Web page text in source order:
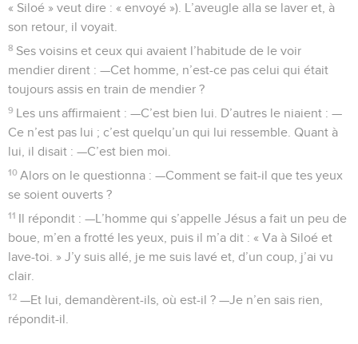
« Siloé » veut dire : « envoyé »). L’aveugle alla se laver et, à
son retour, il voyait.
8 Ses voisins et ceux qui avaient l’habitude de le voir
mendier dirent : —Cet homme, n’est-ce pas celui qui était
toujours assis en train de mendier ?
9 Les uns affirmaient : —C’est bien lui. D’autres le niaient : —
Ce n’est pas lui ; c’est quelqu’un qui lui ressemble. Quant à
lui, il disait : —C’est bien moi.
10 Alors on le questionna : —Comment se fait-il que tes yeux
se soient ouverts ?
11 Il répondit : —L’homme qui s’appelle Jésus a fait un peu de
boue, m’en a frotté les yeux, puis il m’a dit : « Va à Siloé et
lave-toi. » J’y suis allé, je me suis lavé et, d’un coup, j’ai vu
clair.
12 —Et lui, demandèrent-ils, où est-il ? —Je n’en sais rien,
répondit-il.